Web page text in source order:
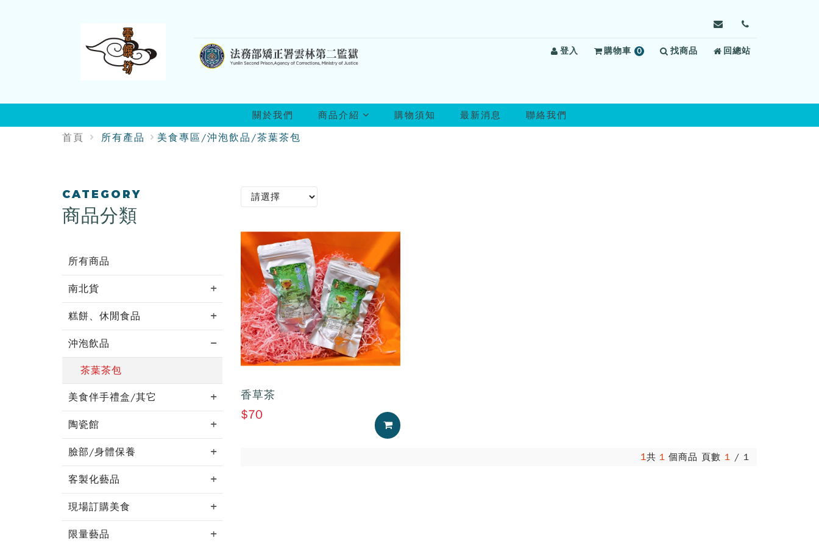
給
二
聯
登入 購物車 0項
找商品 回總站
關於我們 商品介紹 購物須知 最新消息 聯絡我們
首頁 所有產品 美食專區/沖泡飲品/茶葉茶包
:::
CATEGORY
商品分類
所有商品
南北貨
糕餅、休閒食品
沖泡飲品
茶葉茶包
美食伴手禮盒/其它
陶瓷館
臉部/身體保養
客製化藝品
現場訂購美食
限量藝品
香草茶
$70
加入購物車
1共 1 個商品 頁數 1 / 1